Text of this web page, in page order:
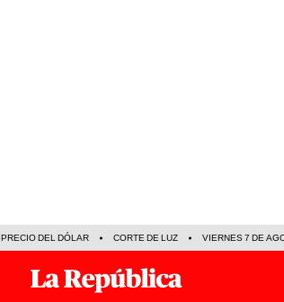
PRECIO DEL DÓLAR CORTE DE LUZ VIERNES 7 DE